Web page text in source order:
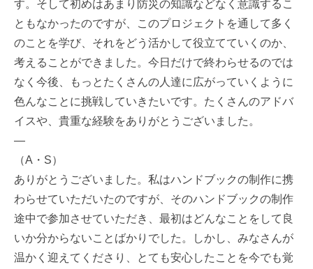
す。そして初めはあまり防災の知識などなく意識するこ
ともなかったのですが、このプロジェクトを通して多く
のことを学び、それをどう活かして役立てていくのか、
考えることができました。今日だけで終わらせるのでは
なく今後、もっとたくさんの人達に広がっていくように
色んなことに挑戦していきたいです。たくさんのアドバ
イスや、貴重な経験をありがとうございました。
—
（A・S）
ありがとうございました。私はハンドブックの制作に携
わらせていただいたのですが、そのハンドブックの制作
途中で参加させていただき、最初はどんなことをして良
いか分からないことばかりでした。しかし、みなさんが
温かく迎えてくださり、とても安心したことを今でも覚